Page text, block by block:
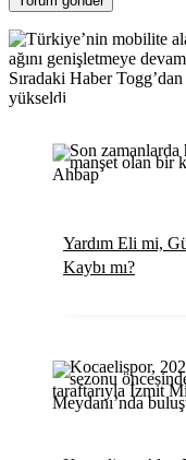
Sıradaki Haber
yükseldi
Yardım Eli mi,
Kaybı mı?